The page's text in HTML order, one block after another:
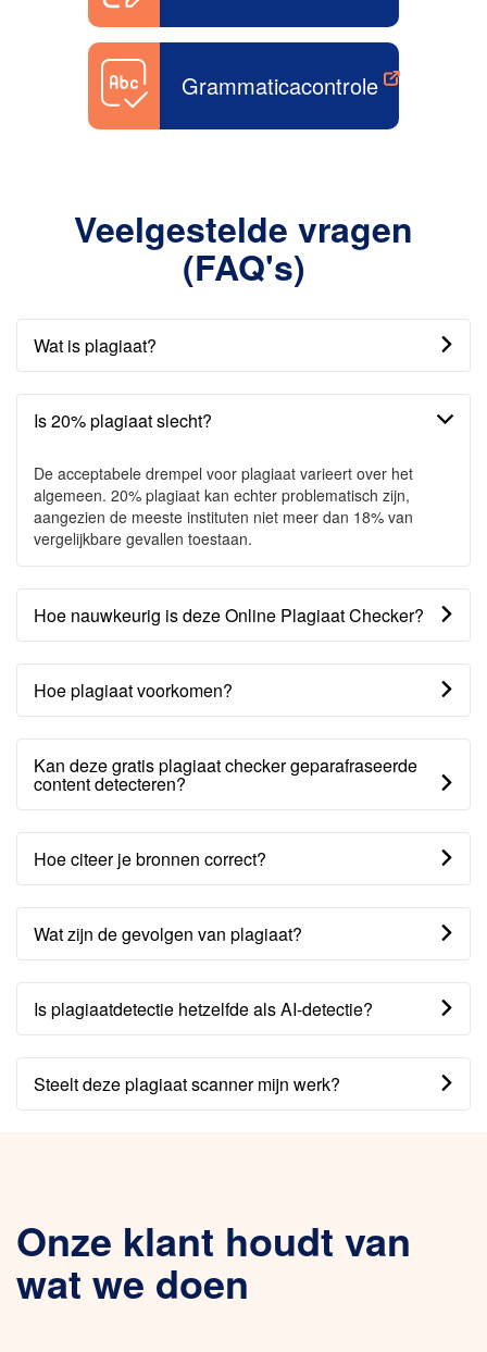
Grammaticacontrole
Veelgestelde vragen
(FAQ's)
Wat is plagiaat?
Is 20% plagiaat slecht?
De acceptabele drempel voor plagiaat varieert over het
algemeen. 20% plagiaat kan echter problematisch zijn,
aangezien de meeste instituten niet meer dan 18% van
vergelijkbare gevallen toestaan.
Hoe nauwkeurig is deze Online Plagiaat Checker?
Hoe plagiaat voorkomen?
Kan deze gratis plagiaat checker geparafraseerde
content detecteren?
Hoe citeer je bronnen correct?
Wat zijn de gevolgen van plagiaat?
Is plagiaatdetectie hetzelfde als AI-detectie?
Steelt deze plagiaat scanner mijn werk?
Onze klant houdt van
wat we doen